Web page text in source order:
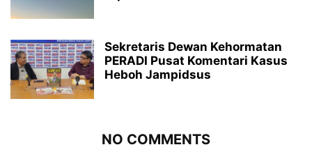
Sekretaris Dewan Kehormatan
PERADI Pusat Komentari Kasus
Heboh Jampidsus
NO COMMENTS